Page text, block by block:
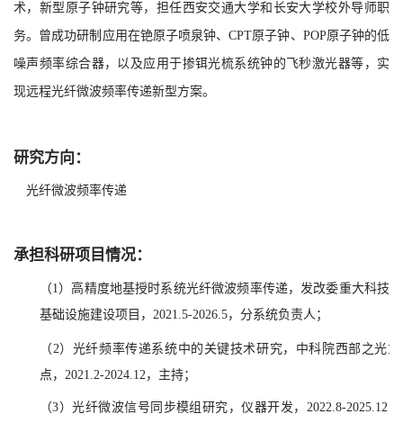
术，新型原子钟研究等，担任西安交通大学和长安大学校外导师职
务。曾成功研制应用在铯原子喷泉钟、CPT原子钟、POP原子钟的低
噪声频率综合器，以及应用于掺铒光梳系统钟的飞秒激光器等，实
现远程光纤微波频率传递新型方案。
研究方向：
光纤微波频率传递
承担科研项目情况：
（1）高精度地基授时系统光纤微波频率传递，发改委重大科技
基础设施建设项目，2021.5-2026.5，分系统负责人；
（2）光纤频率传递系统中的关键技术研究，中科院西部之光重
点，2021.2-2024.12，主持；
（3）光纤微波信号同步模组研究，仪器开发，2022.8-2025.12，